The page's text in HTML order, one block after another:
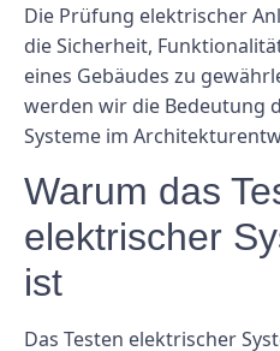
Die Prüfung elektrischer
die Sicherheit,
eines Gebäudes zu
werden wir die Bedeutung
Systeme im
Warum das
elektrischer
ist
Das Testen elektrischer